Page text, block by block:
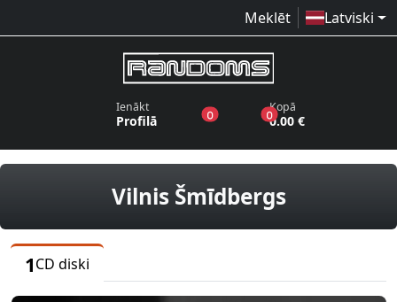
Meklēt Latviski
Ienākt
Profilā 0produkti vēlmju sarakstā
0produkti grozā
Kopā
0.00 €
Vilnis ŠmīdbergsCD diski
1CD diski